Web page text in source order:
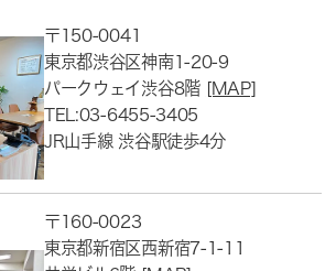
〒150-0041
東京都渋谷区神南1-20-9
パークウェイ渋谷8階 [MAP]
TEL:03-6455-3405
JR山手線 渋谷駅徒歩4分
〒160-0023
東京都新宿区西新宿7-1-11